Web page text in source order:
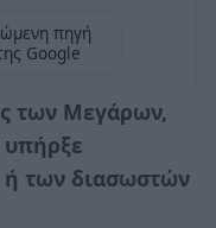
πηγή
Google
των Μεγάρων,
ή των διασωστών